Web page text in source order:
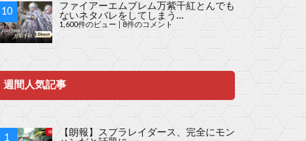
ファイアーエムブレム万紫千紅とんでも
ないネタバレをしてしまう…
1,600件のビュー 8件のコメント
週間人気記事
【朗報】スプラレイダース、完全にモン